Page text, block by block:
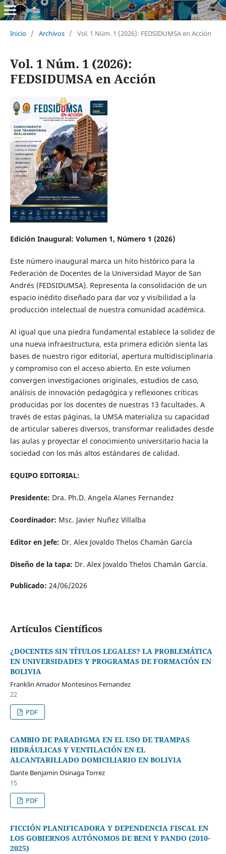
Inicio / Archivos / Vol. 1 Núm. 1 (2026): FEDSIDUMSA en Acción
Vol. 1 Núm. 1 (2026):
FEDSIDUMSA en Acción
Edición Inaugural: Volumen 1, Número 1 (2026)
Este número inaugural marca un hito histórico para la
Federación de Docentes de la Universidad Mayor de San
Andrés (FEDSIDUMSA). Representa la consolidación de un
espacio inédito diseñado para dar voz y visibilidad a la
producción intelectual de nuestra comunidad académica.
Al igual que una piedra fundamental establece la solidez de
una nueva infraestructura, esta primera edición sienta las
bases de nuestro rigor editorial, apertura multidisciplinaria
y compromiso con el acceso abierto. En este volumen
convergen investigaciones originales, estudios de caso,
análisis de innovación pedagógica y reflexiones críticas
producidas por los docentes de nuestras 13 facultades. A
través de estas páginas, la UMSA materializa su capacidad
de articular saberes diversos, transformar realidades desde
las aulas y proyectar el conocimiento universitario hacia la
sociedad con los más altos estándares de calidad.
EQUIPO EDITORIAL:
Presidente: Dra. Ph.D. Angela Alanes Fernandez
Coordinador: Msc. Javier Nuñez Villalba
Editor en Jefe: Dr. Alex Jovaldo Thelos Chamán García
Diseño de la tapa: Dr. Alex Jovaldo Thelos Chamán García.
Publicado: 24/06/2026
Artículos Científicos
¿DOCENTES SIN TÍTULOS LEGALES? LA PROBLEMÁTICA
EN UNIVERSIDADES Y PROGRAMAS DE FORMACIÓN EN
BOLIVIA
Franklin Amador Montesinos Fernandez
22
PDF
CAMBIO DE PARADIGMA EN EL USO DE TRAMPAS
HIDRÁULICAS Y VENTILACIÓN EN EL
ALCANTARILLADO DOMICILIARIO EN BOLIVIA
Dante Benjamin Osinaga Torrez
15
PDF
FICCIÓN PLANIFICADORA Y DEPENDENCIA FISCAL EN
LOS GOBIERNOS AUTÓNOMOS DE BENI Y PANDO (2010-
2025)